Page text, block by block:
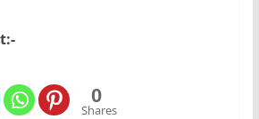
0
Shares